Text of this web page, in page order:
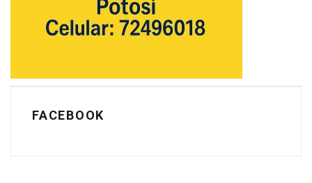
FACEBOOK